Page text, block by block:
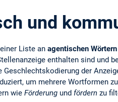
und
Liste an agentischen Wörtern
enthalten sind und
Geschlechtskodierung der
um mehrere Wortformen
wie Förderung und fördern zu